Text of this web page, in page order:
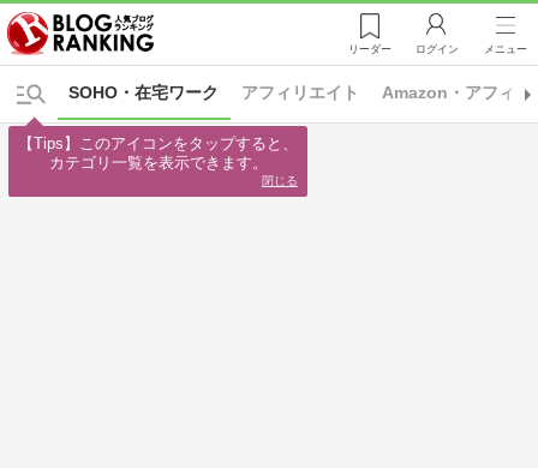
リーダー ログイン メニュー
アフィリエイト Amazon・アフィリ
SOHO・在宅ワーク
【Tips】このアイコンをタップすると、
カテゴリ一覧を表示できます。
閉じる